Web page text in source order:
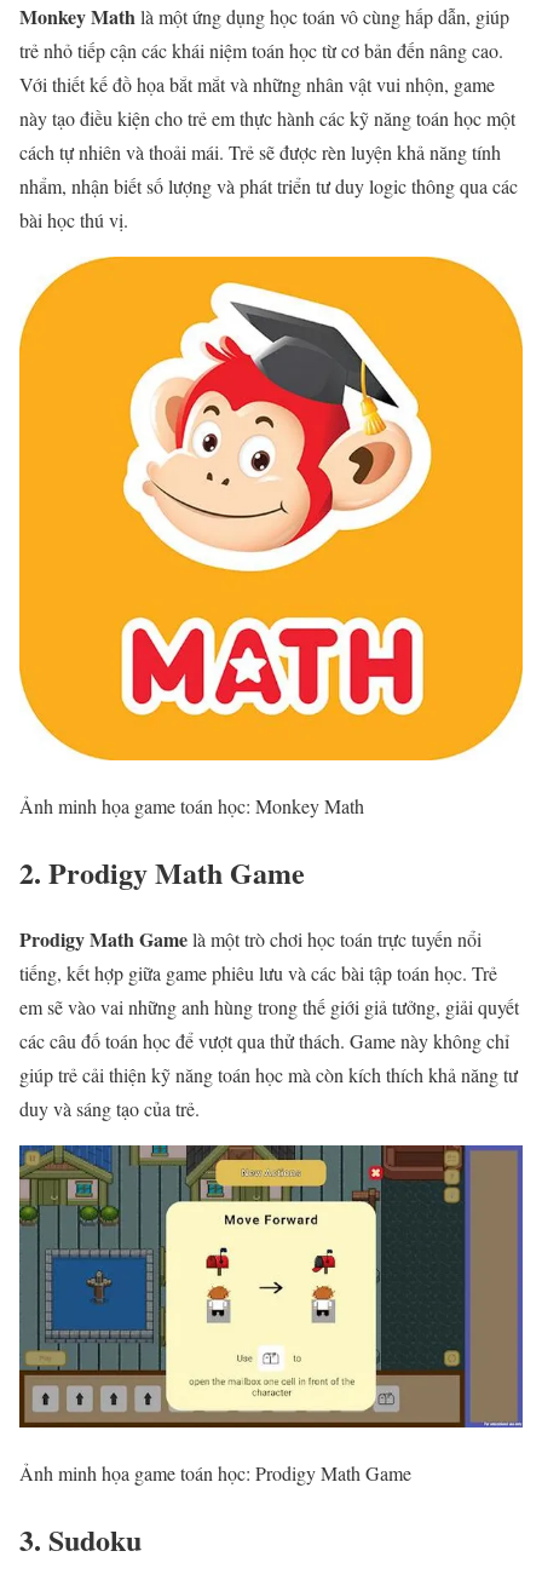
Monkey Mathlà một ứng dụng học toán vô cùng hấp dẫn, giúp
trẻ nhỏ tiếp cận các khái niệm toán học từ cơ bản đến nâng cao.
Với thiết kế đồ họa bắt mắt và những nhân vật vui nhộn, game
này tạo điều kiện cho trẻ em thực hành các kỹ năng toán học một
cách tự nhiên và thoải mái. Trẻ sẽ được rèn luyện khả năng tính
nhẩm, nhận biết số lượng và phát triển tư duy logic thông qua các
bài học thú vị.
Ảnh minh họa game toán học: Monkey Math
2. Prodigy Math Game
Prodigy Math Gamelà một trò chơi học toán trực tuyến nổi
tiếng, kết hợp giữa game phiêu lưu và các bài tập toán học. Trẻ
em sẽ vào vai những anh hùng trong thế giới giả tưởng, giải quyết
các câu đố toán học để vượt qua thử thách. Game này không chỉ
giúp trẻ cải thiện kỹ năng toán học mà còn kích thích khả năng tư
duy và sáng tạo của trẻ.
Ảnh minh họa game toán học: Prodigy Math Game
3. Sudoku